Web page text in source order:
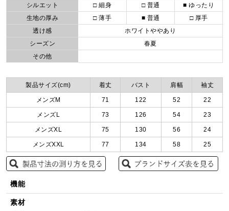
シルエット
□ 細身 □ 普通
■ ゆったり
生地の厚み
□ 薄手 ■ 普通
□ 厚手
透け感
ホワイトややあり
シーズン
春夏
その他
製品サイズ(cm) 着丈 バスト 肩幅 袖丈
メンズM 71 122 52 22
メンズL 73 126 54 23
メンズXL 75 130 56 24
メンズXXL 77 134 58 25
機能
素材